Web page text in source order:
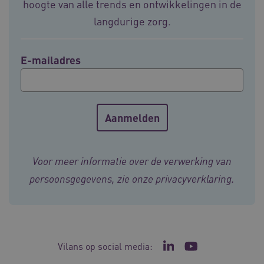
hoogte van alle trends en ontwikkelingen in de
langdurige zorg.
E-mailadres
Voor meer informatie over de verwerking van
persoonsgegevens, zie onze privacyverklaring.
Vilans op social media: Ga naar de LinkedIn
Ga naar het
UMB_SESSION
__Secure-YNID .youtube.com
__cf_bm
Cloudflare Inc.
.vimeo.com
VISITOR_PRIVACY_METADATA
YouTube
.youtube.com